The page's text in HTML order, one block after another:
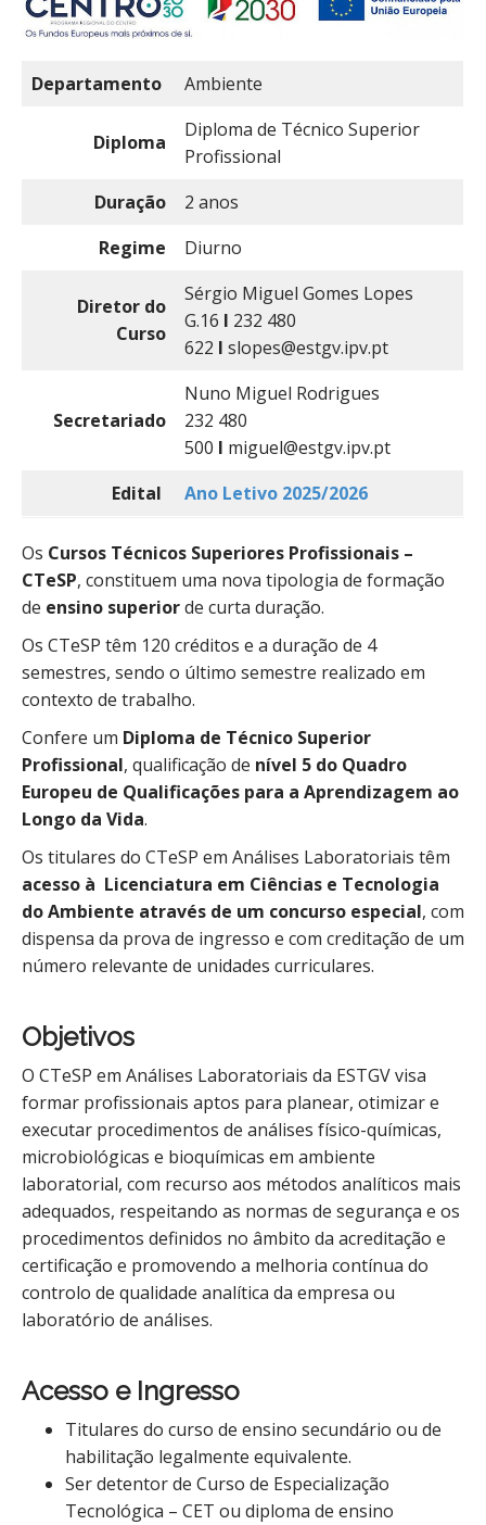
Departamento Ambiente
Diploma
Diploma de Técnico Superior
Profissional
Duração
2 anos
Regime
Diurno
Diretor do
Curso
Sérgio Miguel Gomes Lopes
G.16 Ι 232 480
622 Ι slopes@estgv.ipv.pt
Secretariado
Nuno Miguel Rodrigues
232 480
500 Ι miguel@estgv.ipv.pt
Edital
Ano Letivo 2025/2026
Os Cursos Técnicos Superiores Profissionais –
CTeSP, constituem uma nova tipologia de formação
de ensino superiorde curta duração.
Os CTeSP têm 120 créditos e a duração de 4
semestres, sendo o último semestre realizado em
contexto de trabalho.
Confere um Diploma de Técnico Superior
Profissional, qualificação de nível 5 do Quadro
Europeu de Qualificações para a Aprendizagem ao
Longo da Vida.
Os titulares do CTeSP em Análises Laboratoriais têm
acesso à Licenciatura em Ciências e Tecnologia
do Ambiente através de um concurso especial, com
dispensa da prova de ingresso e com creditação de um
número relevante de unidades curriculares.
Objetivos
O CTeSP em Análises Laboratoriais da ESTGV visa
formar profissionais aptos para planear, otimizar e
executar procedimentos de análises físico-químicas,
microbiológicas e bioquímicas em ambiente
laboratorial, com recurso aos métodos analíticos mais
adequados, respeitando as normas de segurança e os
procedimentos definidos no âmbito da acreditação e
certificação e promovendo a melhoria contínua do
controlo de qualidade analítica da empresa ou
laboratório de análises.
Acesso e Ingresso
Titulares do curso de ensino secundário ou de
habilitação legalmente equivalente.
Ser detentor de Curso de Especialização
Tecnológica – CET ou diploma de ensino